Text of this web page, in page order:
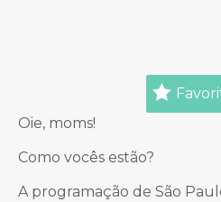
Oie, moms!
Como vocês estão?
A programação de São